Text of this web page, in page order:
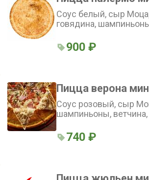
Соус белый, сыр
говядина,
900 ₽
Пицца верона
Соус розовый, сыр
шампиньоны,
огурец
740 ₽